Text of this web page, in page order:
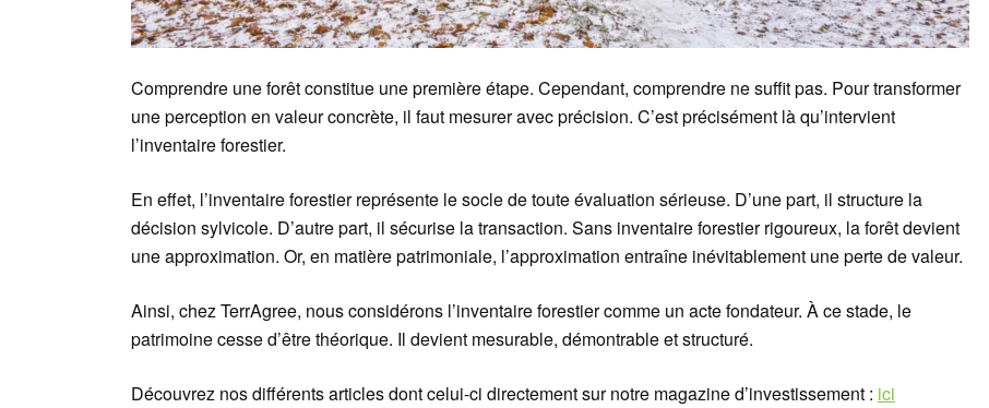
Comprendre une forêt constitue une première étape. Cependant, comprendre ne suffit pas. Pour transformer
une perception en valeur concrète, il faut mesurer avec précision. C’est précisément là qu’intervient
l’inventaire forestier.
En effet, l’inventaire forestier représente le socle de toute évaluation sérieuse. D’une part, il structure la
décision sylvicole. D’autre part, il sécurise la transaction. Sans inventaire forestier rigoureux, la forêt devient
une approximation. Or, en matière patrimoniale, l’approximation entraîne inévitablement une perte de valeur.
Ainsi, chez TerrAgree, nous considérons l’inventaire forestier comme un acte fondateur. À ce stade, le
patrimoine cesse d’être théorique. Il devient mesurable, démontrable et structuré.
Découvrez nos différents articles dont celui-ci directement sur notre magazine d’investissement : ici